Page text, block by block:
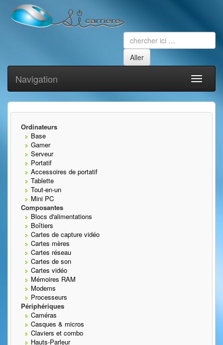
Toggle
Navigation
Ordinateurs
Base
Gamer
Serveur
Portatif
Accessoires de portatif
Tablette
Tout-en-un
Mini PC
Composantes
Blocs d'alimentations
Boîtiers
Cartes de capture vidéo
Cartes mères
Cartes réseau
Cartes de son
Cartes vidéo
Mémoires RAM
Modems
Processeurs
Périphériques
Caméras
Casques & micros
Claviers et combo
Hauts-Parleur